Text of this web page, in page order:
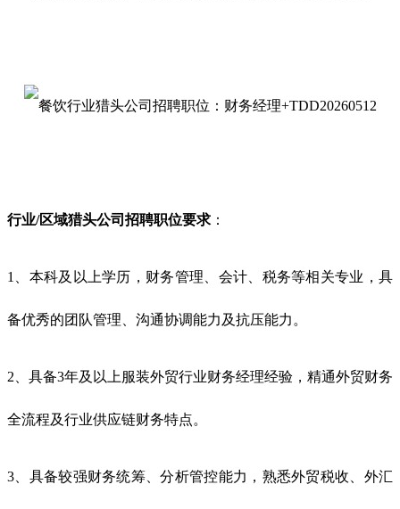
行业/区域猎头公司招聘职位要求：
1、本科及以上学历，财务管理、会计、税务等相关专业，具
备优秀的团队管理、沟通协调能力及抗压能力。
2、具备3年及以上服装外贸行业财务经理经验，精通外贸财务
全流程及行业供应链财务特点。
3、具备较强财务统筹、分析管控能力，熟悉外贸税收、外汇